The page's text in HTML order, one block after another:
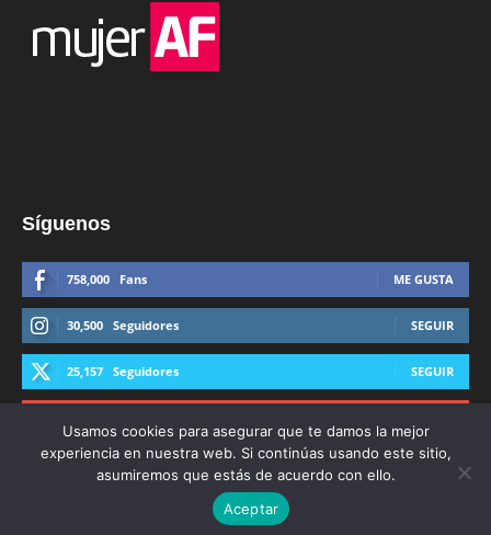
Síguenos
758,000 Fans ME GUSTA
30,500 Seguidores SEGUIR
25,157 Seguidores SEGUIR
© Derechos Reservados AFmedios 2021
Usamos cookies para asegurar que te damos la mejor
experiencia en nuestra web. Si continúas usando este sitio,
asumiremos que estás de acuerdo con ello.
Aceptar